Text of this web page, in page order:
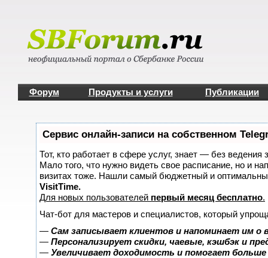
Форум Продукты и услуги Публикации
Сервис онлайн-записи на собственном
Тот, кто работает в сфере услуг, знает — без ведения
Мало того, что нужно видеть свое расписание, но и
визитах тоже. Нашли самый бюджетный и
VisitTime.
Для новых пользователей первый месяц бесплатно.
Чат-бот для мастеров и специалистов, который
— Сам записывает клиентов и напоминает им о
— Персонализирует скидки, чаевые, кэшбэк и
— Увеличивает доходимость и помогает